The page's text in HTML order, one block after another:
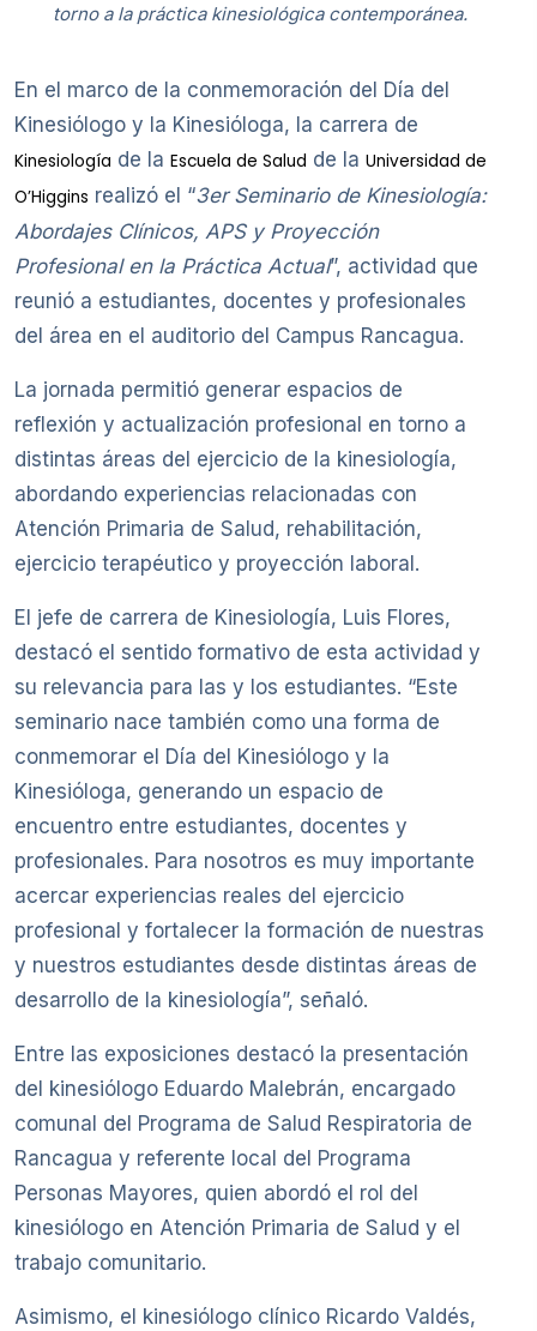
torno a la práctica kinesiológica contemporánea.
En el marco de la conmemoración del Día del
Kinesiólogo y la Kinesióloga, la carrera de
Kinesiología de la Escuela de Salud de la Universidad de
O’Higgins realizó el “3er Seminario de Kinesiología:
Abordajes Clínicos, APS y Proyección
Profesional en la Práctica Actual”, actividad que
reunió a estudiantes, docentes y profesionales
del área en el auditorio del Campus Rancagua.
La jornada permitió generar espacios de
reflexión y actualización profesional en torno a
distintas áreas del ejercicio de la kinesiología,
abordando experiencias relacionadas con
Atención Primaria de Salud, rehabilitación,
ejercicio terapéutico y proyección laboral.
El jefe de carrera de Kinesiología, Luis Flores,
destacó el sentido formativo de esta actividad y
su relevancia para las y los estudiantes. “Este
seminario nace también como una forma de
conmemorar el Día del Kinesiólogo y la
Kinesióloga, generando un espacio de
encuentro entre estudiantes, docentes y
profesionales. Para nosotros es muy importante
acercar experiencias reales del ejercicio
profesional y fortalecer la formación de nuestras
y nuestros estudiantes desde distintas áreas de
desarrollo de la kinesiología”, señaló.
Entre las exposiciones destacó la presentación
del kinesiólogo Eduardo Malebrán, encargado
comunal del Programa de Salud Respiratoria de
Rancagua y referente local del Programa
Personas Mayores, quien abordó el rol del
kinesiólogo en Atención Primaria de Salud y el
trabajo comunitario.
Asimismo, el kinesiólogo clínico Ricardo Valdés,